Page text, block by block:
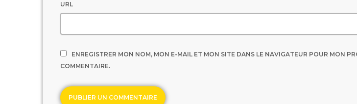
URL
ENREGISTRER MON NOM, MON E-MAIL ET MON SITE DANS LE NAVIGATEUR POUR MON
COMMENTAIRE.